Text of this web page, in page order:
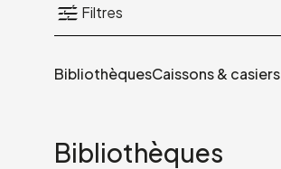
Filtres
BibliothèquesCaissons & casiers
Bibliothèques